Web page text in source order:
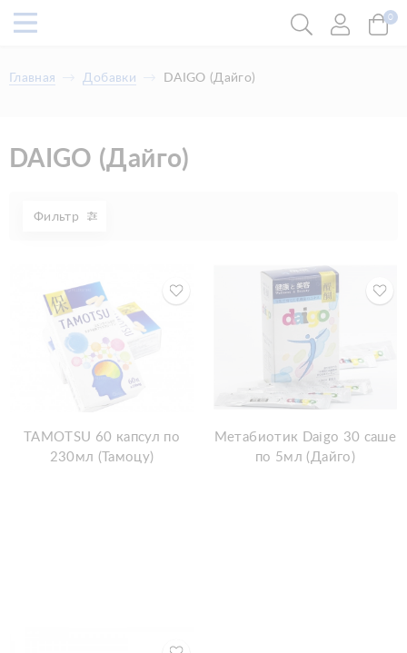
0
Главная Добавки DAIGO (Дайго)
DAIGO (Дайго)
Фильтр
TAMOTSU 60 капсул по
230мл (Тамоцу)
Метабиотик Daigo 30 саше
по 5мл (Дайго)